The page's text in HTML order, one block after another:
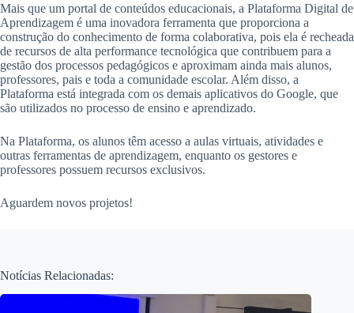
Mais que um portal de conteúdos educacionais, a Plataforma Digital de
Aprendizagem é uma inovadora ferramenta que proporciona a
construção do conhecimento de forma colaborativa, pois ela é recheada
de recursos de alta performance tecnológica que contribuem para a
gestão dos processos pedagógicos e aproximam ainda mais alunos,
professores, pais e toda a comunidade escolar. Além disso, a
Plataforma está integrada com os demais aplicativos do Google, que
são utilizados no processo de ensino e aprendizado.
Na Plataforma, os alunos têm acesso a aulas virtuais, atividades e
outras ferramentas de aprendizagem, enquanto os gestores e
professores possuem recursos exclusivos.
Aguardem novos projetos!
Notícias Relacionadas: